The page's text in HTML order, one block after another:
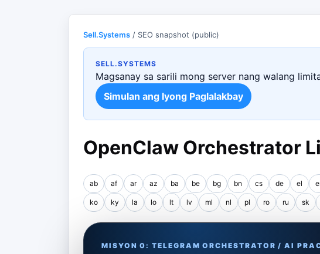
Sell.Systems / SEO snapshot (public)
SELL.SYSTEMS
Magsanay sa sarili mong server nang walang
Simulan ang Iyong Paglalakbay
OpenClaw Orchestrator
ab af ar az ba be bg bn cs de el
ko ky la lo lt lv ml nl pl ro ru sk
MISYON 0: TELEGRAM ORCHESTRATOR / AI